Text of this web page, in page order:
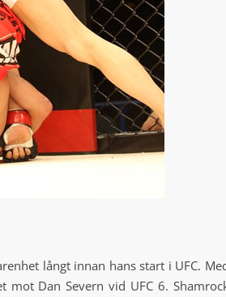
långt innan hans start i UFC.
mot Dan Severn vid UFC 6.